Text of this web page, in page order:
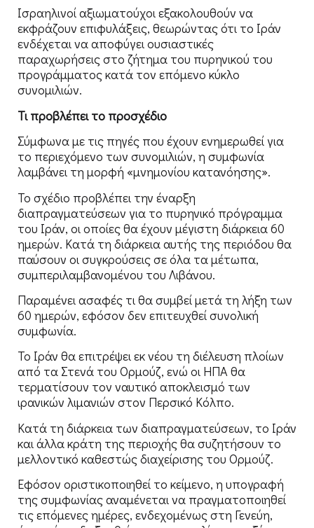
Ισραηλινοί αξιωματούχοι εξακολουθούν να
εκφράζουν επιφυλάξεις, θεωρώντας ότι το Ιράν
ενδέχεται να αποφύγει ουσιαστικές
παραχωρήσεις στο ζήτημα του πυρηνικού του
προγράμματος κατά τον επόμενο κύκλο
συνομιλιών.
Τι προβλέπει το προσχέδιο
Σύμφωνα με τις πηγές που έχουν ενημερωθεί για
το περιεχόμενο των συνομιλιών, η συμφωνία
λαμβάνει τη μορφή «μνημονίου κατανόησης».
Το σχέδιο προβλέπει την έναρξη
διαπραγματεύσεων για το πυρηνικό πρόγραμμα
του Ιράν, οι οποίες θα έχουν μέγιστη διάρκεια 60
ημερών. Κατά τη διάρκεια αυτής της περιόδου θα
παύσουν οι συγκρούσεις σε όλα τα μέτωπα,
συμπεριλαμβανομένου του Λιβάνου.
Παραμένει ασαφές τι θα συμβεί μετά τη λήξη των
60 ημερών, εφόσον δεν επιτευχθεί συνολική
συμφωνία.
Το Ιράν θα επιτρέψει εκ νέου τη διέλευση πλοίων
από τα Στενά του Ορμούζ, ενώ οι ΗΠΑ θα
τερματίσουν τον ναυτικό αποκλεισμό των
ιρανικών λιμανιών στον Περσικό Κόλπο.
Κατά τη διάρκεια των διαπραγματεύσεων, το Ιράν
και άλλα κράτη της περιοχής θα συζητήσουν το
μελλοντικό καθεστώς διαχείρισης του Ορμούζ.
Εφόσον οριστικοποιηθεί το κείμενο, η υπογραφή
της συμφωνίας αναμένεται να πραγματοποιηθεί
τις επόμενες ημέρες, ενδεχομένως στη Γενεύη,